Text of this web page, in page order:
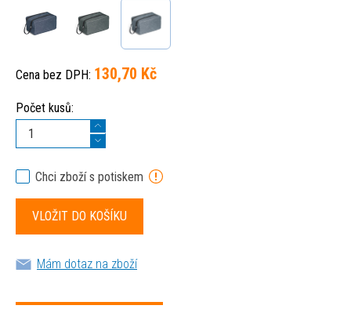
Cena bez DPH: 130,70 Kč
Počet kusů:
Chci zboží s potiskem
Mám dotaz na zboží